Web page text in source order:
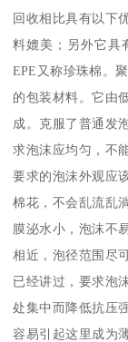
回收相比具有以下
料媲美；另外它具
EPE又称珍珠棉。
的包装材料。它由
成。克服了普通发
求泡沫应均匀，不
要求的泡沫外观应
棉花，不会乱流乱
膜泌水小，泡沫不
相近，泡径范围尽
已经讲过，要求泡
处集中而降低抗压
容易引起这里成为